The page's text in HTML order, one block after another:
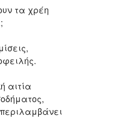
τα χρέη
αιτία